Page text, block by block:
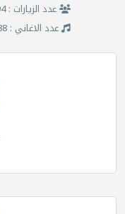
عدد الزيارات : 1,572,594
عدد الاغاني : 288